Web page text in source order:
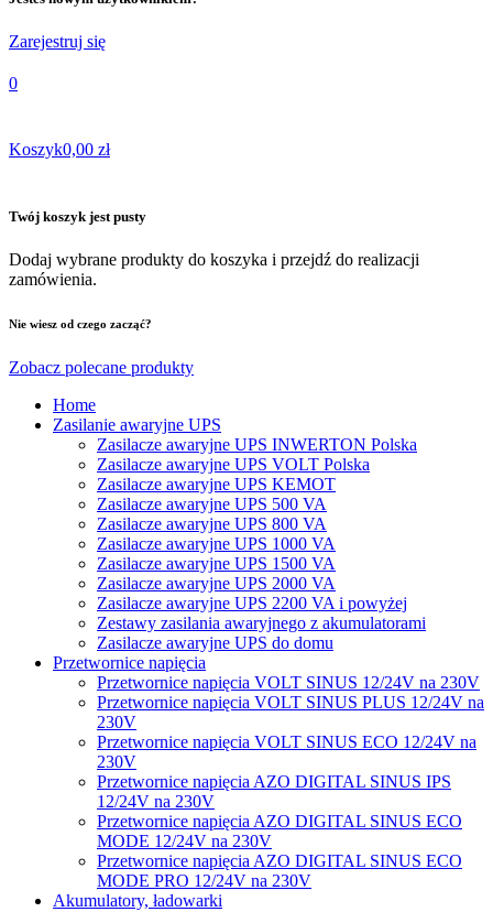
Zarejestruj się
0
Koszyk0,00 zł
Twój koszyk jest pusty
Dodaj wybrane produkty do koszyka i przejdź do realizacji
zamówienia.
Nie wiesz od czego zacząć?
Zobacz polecane produkty
Home
Zasilanie awaryjne UPS
Zasilacze awaryjne UPS INWERTON Polska
Zasilacze awaryjne UPS VOLT Polska
Zasilacze awaryjne UPS KEMOT
Zasilacze awaryjne UPS 500 VA
Zasilacze awaryjne UPS 800 VA
Zasilacze awaryjne UPS 1000 VA
Zasilacze awaryjne UPS 1500 VA
Zasilacze awaryjne UPS 2000 VA
Zasilacze awaryjne UPS 2200 VA i powyżej
Zestawy zasilania awaryjnego z akumulatorami
Zasilacze awaryjne UPS do domu
Przetwornice napięcia
Przetwornice napięcia VOLT SINUS 12/24V na 230V
Przetwornice napięcia VOLT SINUS PLUS 12/24V na
230V
Przetwornice napięcia VOLT SINUS ECO 12/24V na
230V
Przetwornice napięcia AZO DIGITAL SINUS IPS
12/24V na 230V
Przetwornice napięcia AZO DIGITAL SINUS ECO
MODE 12/24V na 230V
Przetwornice napięcia AZO DIGITAL SINUS ECO
MODE PRO 12/24V na 230V
Akumulatory, ładowarki